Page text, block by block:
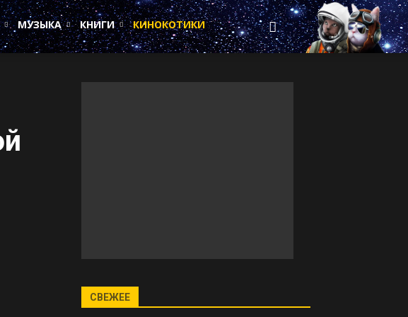
МУЗЫКА КНИГИ КИНОКОТИКИ
СВЕЖЕЕ